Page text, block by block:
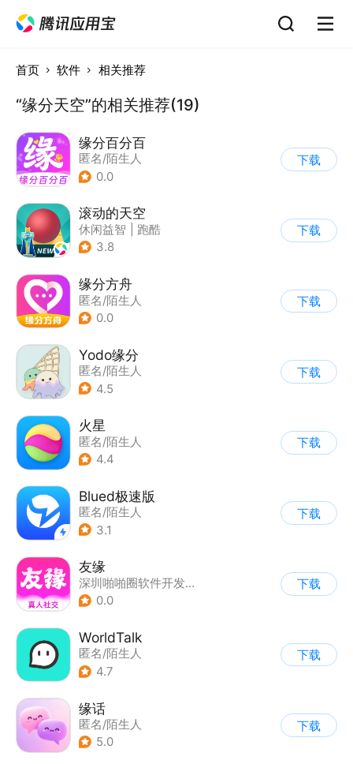
首页 软件 相关推荐
“缘分天空”的相关推荐(19)
缘分百分百
匿名/陌生人
0.0
下载
滚动的天空
休闲益智
跑酷
| 女性向
3.8
下载
缘分方舟
匿名/陌生人
0.0
下载
Yodo缘分
匿名/陌生人
4.5
下载
火星
匿名/陌生人
4.4
下载
Blued极速版
匿名/陌生人
3.1
下载
友缘
深圳啪啪圈软件开发有限公司
0.0
下载
WorldTalk
匿名/陌生人
4.7
下载
缘话
匿名/陌生人
5.0
下载